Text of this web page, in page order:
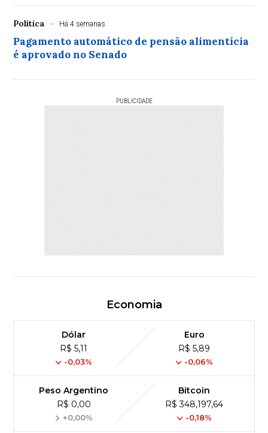
Política Há 4 semanas
Pagamento automático de pensão alimentícia
é aprovado no Senado
PUBLICIDADE
Economia
Dólar
R$ 5,11
-0,03%
Euro
R$ 5,89
-0,06%
Peso Argentino
R$ 0,00
+0,00%
Bitcoin
R$ 348,197,64
-0,18%